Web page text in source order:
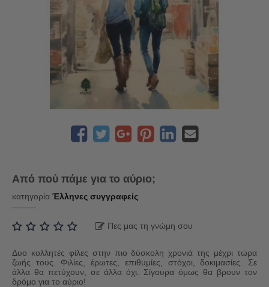
Από πού πάμε για το αύριο;
κατηγορία Έλληνες συγγραφείς
Πες μας τη γνώμη σου
Δυο κολλητές φίλες στην πιο δύσκολη χρονιά της μέχρι τώρα
ζωής τους. Φιλίες, έρωτες, επιθυμίες, στόχοι, δοκιμασίες. Σε
άλλα θα πετύχουν, σε άλλα όχι. Σίγουρα όμως θα βρουν τον
δρόμο για το αύριο!